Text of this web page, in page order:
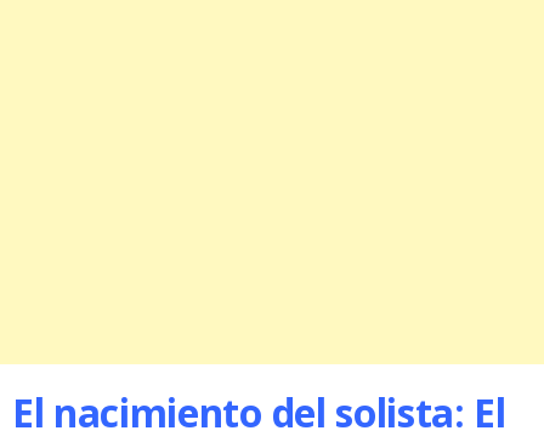
El nacimiento del solista: El